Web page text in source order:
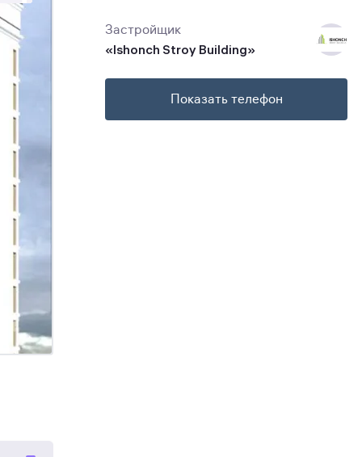
Застройщик
«Ishonch Stroy Building»
Показать телефон